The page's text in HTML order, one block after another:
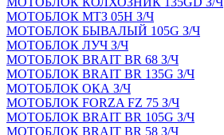
МОТОБЛОК МТЗ 05Н З/Ч
МОТОБЛОК БЫВАЛЫЙ 105G З/Ч
МОТОБЛОК ЛУЧ З/Ч
МОТОБЛОК BRAIT BR 68 З/Ч
МОТОБЛОК BRAIT BR 135G З/Ч
МОТОБЛОК ОКА З/Ч
МОТОБЛОК FORZA FZ 75 З/Ч
МОТОБЛОК BRAIT BR 105G З/Ч
МОТОБЛОК BRAIT BR 58 З/Ч